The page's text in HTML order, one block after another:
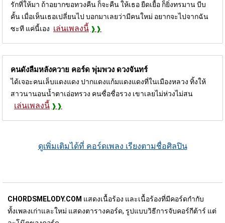
รักที่ให้มา ถ้าอยากขอทวงคืน ก็จะคืน ให้เธอ ยืดเยื้อ ก็ยิ่งทรมาน บีบ
คั้น เมื่อเห็นเธอเปลี่ยนไป บอกมาเลยว่ามีคนใหม่ อยากจะไปจากฉัน
ซะที แค่นี้เอง เล่นเพลงนี้
คนดังลืมหลังควาย คอร์ด พุ่มพวง ดวงจันทร์
ได้เจอะคนเล็บแดงแดง ปากแดงแก้มแดงแดงที่ในเมืองหลวง ทิ้งให้
สาวนานอนน้ำตาเอ่อทรวง คนซื่อชื่อรวง เขาเลยไม่ห่วงไม่สน
เล่นเพลงนี้
ดูเพิ่มเติมได้ที่ คอร์ดเพลง เรียงตามชื่อศิลปิน
CHORDSMELODY.COM แสดงเนื้อร้อง และเนื้อร้องที่มีคอร์ดกำกับ
ทั้งเพลงเก่าและใหม่ แสดงตารางคอร์ด, รูปแบบวิธีการจับคอร์กีต้าร์ แต่